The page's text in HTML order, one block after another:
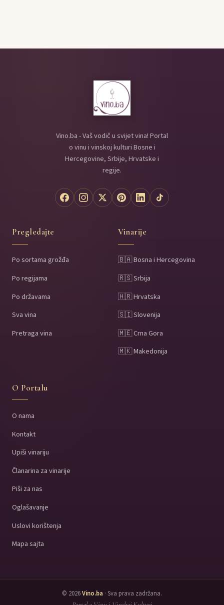
Vino.ba - Vaš vodič u svijet vina! Portal
o vinu i vinskoj kulturi Bosne i
Hercegovine, Srbije, Hrvatske i
regije.
Pregledajte
Po sortama grožđa
Po regijama
Po državama
Sva vina
Pretraga vina
Vinarije
🇧🇦 Bosna i Hercegovina
🇷🇸 Srbija
🇭🇷 Hrvatska
🇸🇮 Slovenija
🇲🇪 Crna Gora
🇲🇰 Makedonija
O Portalu
O nama
Kontakt
Upiši vinariju
Članarina za vinarije
Piši za nas
Oglašavanje
Uslovi korištenja
Mapa sajta
© 2026Vino.ba · Sva prava zadržana.